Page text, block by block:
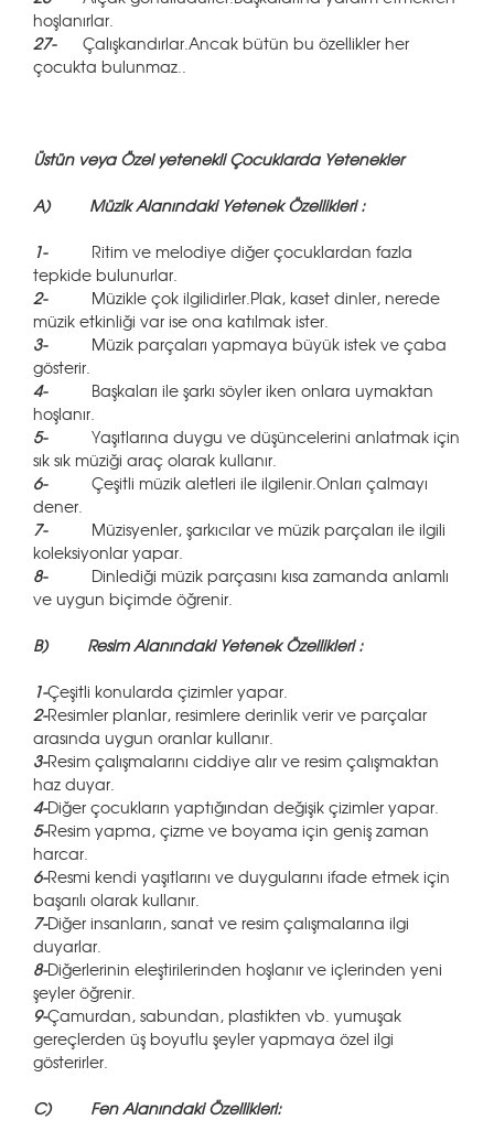
hoşlanırlar.
27- Çalışkandırlar.Ancak bütün bu özellikler her
çocukta bulunmaz..
Üstün veya Özel yetenekli Çocuklarda Yetenekler
A) Müzik Alanındaki Yetenek Özellikleri :
1- Ritim ve melodiye diğer çocuklardan fazla
tepkide bulunurlar.
2- Müzikle çok ilgilidirler.Plak, kaset dinler, nerede
müzik etkinliği var ise ona katılmak ister.
3- Müzik parçaları yapmaya büyük istek ve çaba
gösterir.
4- Başkaları ile şarkı söyler iken onlara uymaktan
hoşlanır.
5- Yaşıtlarına duygu ve düşüncelerini anlatmak için
sık sık müziği araç olarak kullanır.
6- Çeşitli müzik aletleri ile ilgilenir.Onları çalmayı
dener.
7- Müzisyenler, şarkıcılar ve müzik parçaları ile ilgili
koleksiyonlar yapar.
8- Dinlediği müzik parçasını kısa zamanda anlamlı
ve uygun biçimde öğrenir.
B) Resim Alanındaki Yetenek Özellikleri :
1-Çeşitli konularda çizimler yapar.
2-Resimler planlar, resimlere derinlik verir ve parçalar
arasında uygun oranlar kullanır.
3-Resim çalışmalarını ciddiye alır ve resim çalışmaktan
haz duyar.
4-Diğer çocukların yaptığından değişik çizimler yapar.
5-Resim yapma, çizme ve boyama için geniş zaman
harcar.
6-Resmi kendi yaşıtlarını ve duygularını ifade etmek için
başarılı olarak kullanır.
7-Diğer insanların, sanat ve resim çalışmalarına ilgi
duyarlar.
8-Diğerlerinin eleştirilerinden hoşlanır ve içlerinden yeni
şeyler öğrenir.
9-Çamurdan, sabundan, plastikten vb. yumuşak
gereçlerden üş boyutlu şeyler yapmaya özel ilgi
gösterirler.
C) Fen Alanındaki Özellikleri: